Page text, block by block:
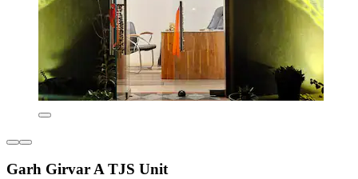
Garh Girvar A TJS Unit